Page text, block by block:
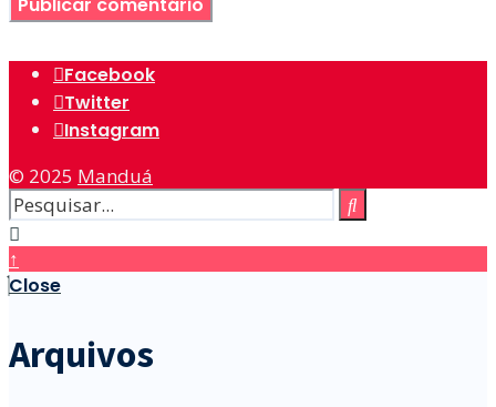
Facebook
Twitter
Instagram
© 2025 Manduá
↑
Close
Arquivos